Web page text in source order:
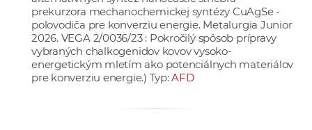
a
c
v
prekurzora mechanochemickej syntézy CuAgSe -
polovodiča pre konverziu energie. Metalurgia Junior
2026. VEGA 2/0036/23 : Pokročilý spôsob prípravy
vybraných chalkogenidov kovov vysoko-
energetickým mletím ako potenciálnych materiálov
pre konverziu energie.) Typ:AFD